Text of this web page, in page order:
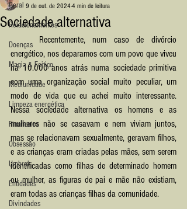
Geral
Relacionamentos
Doenças
Magia & Feitiço
Mediunidade
Limpeza energética
Financeiro
Obsessão
Umbral
Entidades
Divindades
Sociedade alternativa
9 de out. de 2024 4 min de leitura
	Recentemente, num caso de divórcio
energético, nos deparamos com um povo que viveu
há 10.000 anos atrás numa sociedade primitiva
com uma organização social muito peculiar, um
modo de vida que eu achei muito interessante.
Nessa sociedade alternativa os homens e as
mulheres não se casavam e nem viviam juntos,
mas se relacionavam sexualmente, geravam filhos,
e as crianças eram criadas pelas mães, sem serem
identificadas como filhas de determinado homem
ou mulher, as figuras de pai e mãe não existiam,
eram todas as crianças filhas da comunidade.